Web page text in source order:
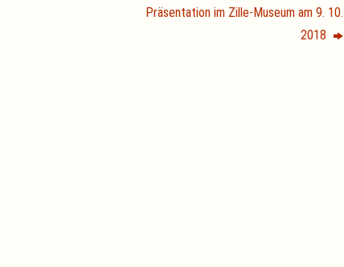
Präsentation im Zille-Museum am 9. 10.
2018